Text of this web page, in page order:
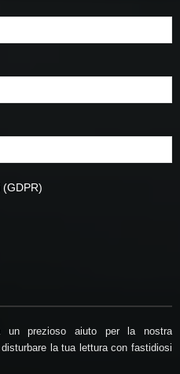
un prezioso aiuto per la nostra
la tua lettura con fastidiosi